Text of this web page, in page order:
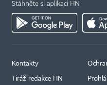
Stáhněte si aplikaci HN
Kontakty
Tiráž redakce HN